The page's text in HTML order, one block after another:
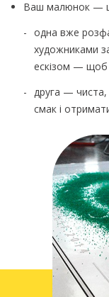
Ваш малюнок —
одна вже
художниками
ескізом — щоб
друга — чиста,
смак і